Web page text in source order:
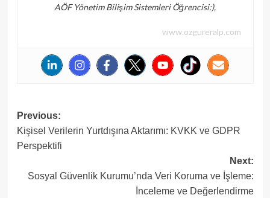
AÖF Yönetim Bilişim Sistemleri Öğrencisi:),
www.ozgureralp.com
Post
navigation
Previous:
Kişisel Verilerin Yurtdışına Aktarımı: KVKK ve GDPR
Perspektifi
Next:
Sosyal Güvenlik Kurumu’nda Veri Koruma ve İşleme:
İnceleme ve Değerlendirme